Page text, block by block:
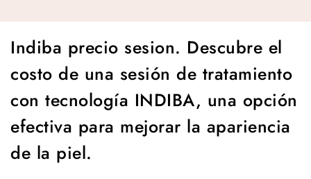
Indiba precio sesion. Descubre el
costo de una sesión de tratamiento
con tecnología INDIBA, una opción
efectiva para mejorar la apariencia
de la piel.